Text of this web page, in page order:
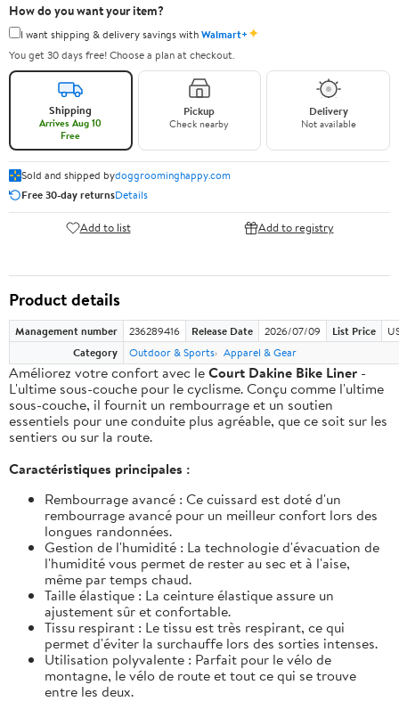
How do you want your item?
I want shipping & delivery savings withWalmart+✦
You get 30 days free! Choose a plan at checkout.
Shipping
Arrives Aug 10
Free
Pickup
Check nearby
Delivery
Not available
Sold and shipped bydoggroominghappy.com
Free 30-day returnsDetails
Add to list Add to registry
Product details
Management number 236289416 Release Date 2026/07/09 List Price
Category
Outdoor & Sports Apparel & Gear
Améliorez votre confort avec leCourt Dakine Bike Liner -
L'ultime sous-couche pour le cyclisme. Conçu comme l'ultime
sous-couche, il fournit un rembourrage et un soutien
essentiels pour une conduite plus agréable, que ce soit sur les
sentiers ou sur la route.
Caractéristiques principales :
Rembourrage avancé : Ce cuissard est doté d'un
rembourrage avancé pour un meilleur confort lors des
longues randonnées.
Gestion de l'humidité : La technologie d'évacuation de
l'humidité vous permet de rester au sec et à l'aise,
même par temps chaud.
Taille élastique : La ceinture élastique assure un
ajustement sûr et confortable.
Tissu respirant : Le tissu est très respirant, ce qui
permet d'éviter la surchauffe lors des sorties intenses.
Utilisation polyvalente : Parfait pour le vélo de
montagne, le vélo de route et tout ce qui se trouve
entre les deux.